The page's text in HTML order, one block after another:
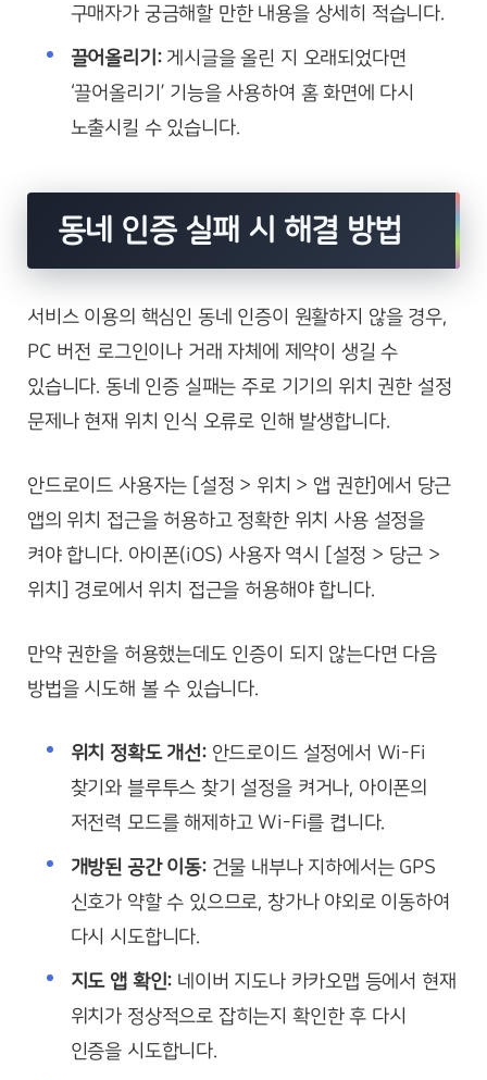
구매자가 궁금해할 만한 내용을 상세히 적습니다.
끌어올리기:게시글을 올린 지 오래되었다면
‘끌어올리기’ 기능을 사용하여 홈 화면에 다시
노출시킬 수 있습니다.
동네 인증 실패 시 해결 방법
서비스 이용의 핵심인 동네 인증이 원활하지 않을 경우,
PC 버전 로그인이나 거래 자체에 제약이 생길 수
있습니다. 동네 인증 실패는 주로 기기의 위치 권한 설정
문제나 현재 위치 인식 오류로 인해 발생합니다.
안드로이드 사용자는 [설정 > 위치 > 앱 권한]에서 당근
앱의 위치 접근을 허용하고 정확한 위치 사용 설정을
켜야 합니다. 아이폰(iOS) 사용자 역시 [설정 > 당근 >
위치] 경로에서 위치 접근을 허용해야 합니다.
만약 권한을 허용했는데도 인증이 되지 않는다면 다음
방법을 시도해 볼 수 있습니다.
위치 정확도 개선:안드로이드 설정에서 Wi-Fi
찾기와 블루투스 찾기 설정을 켜거나, 아이폰의
저전력 모드를 해제하고 Wi-Fi를 켭니다.
개방된 공간 이동:건물 내부나 지하에서는 GPS
신호가 약할 수 있으므로, 창가나 야외로 이동하여
다시 시도합니다.
지도 앱 확인: 네이버 지도나 카카오맵 등에서 현재
위치가 정상적으로 잡히는지 확인한 후 다시
인증을 시도합니다.